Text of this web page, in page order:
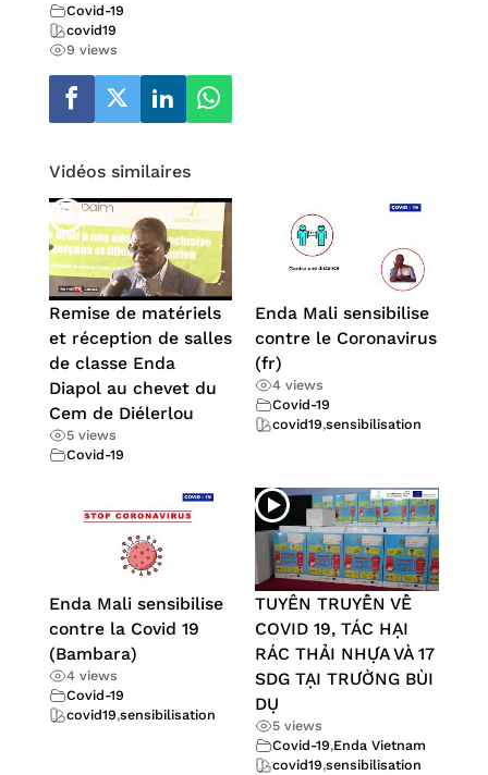
Covid-19
covid19
9 views
Vidéos similaires
Remise de matériels
et réception de salles
de classe Enda
Diapol au chevet du
Cem de Diélerlou
5 views
Covid-19
Enda Mali sensibilise
contre le Coronavirus
(fr)
4 views
Covid-19
covid19,sensibilisation
Enda Mali sensibilise
contre la Covid 19
(Bambara)
4 views
Covid-19
covid19,sensibilisation
TUYÊN TRUYỀN VỀ
COVID 19, TÁC HẠI
RÁC THẢI NHỰA VÀ 17
SDG TẠI TRƯỜNG BÙI
DỤ
5 views
Covid-19,Enda Vietnam
covid19,sensibilisation